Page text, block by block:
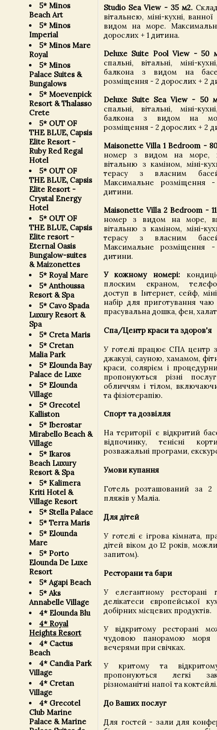
5* Minos
Beach Art
5* Minos
Imperial
5* Minos Mare
Royal
5* Minos
Palace Suites &
Bungalows
5* Moevenpick
Resort & Thalasso
Crete
5* OUT OF
THE BLUE, Capsis
Elite Resort -
Ruby Red Regal
Hotel
5* OUT OF
THE BLUE, Capsis
Elite Resort -
Crystal Energy
Hotel
5* OUT OF
THE BLUE, Capsis
Elite resort -
Eternal Oasis
Bungalow-suites
& Maizonettes
5* Royal Mare
5* Anthoussa
Resort & Spa
5* Cavo Spada
Luxury Resort &
Spa
5* Creta Maris
5* Cretan
Malia Park
5* Elounda Bay
Palace de Luxe
5* Elounda
Village
5* Grecotel
Kalliston
5* Iberostar
Mirabello Beach &
Village
5* Ikaros
Beach Luxury
Resort & Spa
5* Kalimera
Kriti Hotel &
Village Resort
5* Stella Palace
5* Terra Maris
5* Elounda
Mare
5* Porto
Elounda De Luxe
Resort
5* Agapi Beach
5* Aks
Annabelle Village
4* Elounda Blu
4* Royal
Heights Resort
4* Cactus
Beach
4* Candia Park
Village
4* Cretan
Village
4* Grecotel
Club Marine
Palace & Marine
Studio Sea View - 35 м2.
вітальнею, міні-кухні,
видом на море.
дорослих + 1 дитина.
Deluxe Suite Pool View - 50
спальні, вітальні, міні-
балкона з видом на
розміщення - 2 дорослих + 2
Deluxe Suite Sea View - 50
спальні, вітальні, міні-
балкона з видом на
розміщення - 2 дорослих + 2
Maisonette Villa 1 Bedroom -
номер з видом на море,
вітальню з каміном, міні-
терасу з власним
Максимальне
дитини.
Maisonette Villa 2 Bedroom -
номер з видом на море,
вітальню з каміном, міні-
терасу з власним
Максимальне
дитини.
У кожному номері:
плоским екраном,
доступ в Інтернет, сейф,
набір для приготування
прасувальна дошка, фен,
Спа/Центр краси та здоров'я
У готелі працює СПА центр
джакузі, сауною, хамамом,
краси, солярієм і
пропонуються різні
обличчям і тілом,
та фізіотерапію.
Спорт та дозвілля
На території є відкритий
відпочинку, тенісні
розважальні програми,
Умови купання
Готель розташований за 2
пляжів у Маліа.
Для дітей
У готелі є ігрова кімната,
дітей віком до 12 років,
запитом).
Ресторани та бари
У елегантному ресторані
делікатеси європейської
добірних місцевих продуктів.
У відкритому ресторані
чудовою панорамою моря
вечерями при свічках.
У критому та
пропонуються легкі
різноманітні напої та
До Ваших послуг
Для гостей - зали для